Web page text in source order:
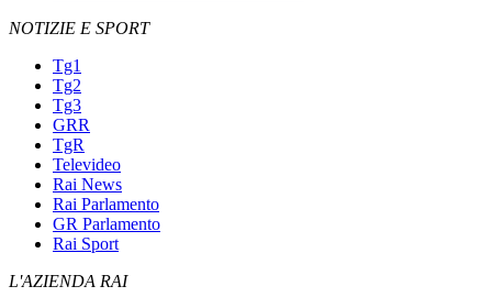
NOTIZIE E SPORT
Tg1
Tg2
Tg3
GRR
TgR
Televideo
Rai News
Rai Parlamento
GR Parlamento
Rai Sport
L'AZIENDA RAI